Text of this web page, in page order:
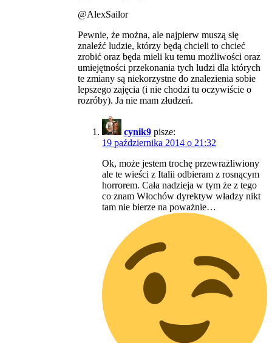
@AlexSailor
Pewnie, że można, ale najpierw muszą się
znaleźć ludzie, którzy będą chcieli to chcieć
zrobić oraz będa mieli ku temu możliwości oraz
umiejętności przekonania tych ludzi dla których
te zmiany są niekorzystne do znalezienia sobie
lepszego zajęcia (i nie chodzi tu oczywiście o
rozróby). Ja nie mam złudzeń.
cynik9 pisze:
19 października 2014 o 21:32
Ok, może jestem trochę przewrażliwiony
ale te wieści z Italii odbieram z rosnącym
horrorem. Cała nadzieja w tym że z tego
co znam Włochów dyrektyw władzy nikt
tam nie bierze na poważnie…